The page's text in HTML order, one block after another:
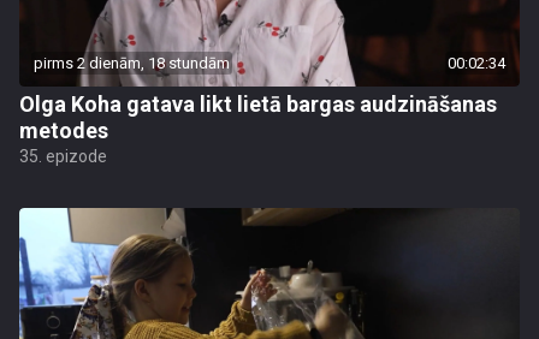
pirms 2 dienām, 18 stundām 00:02:34
Olga Koha gatava likt lietā bargas audzināšanas
metodes
35. epizode